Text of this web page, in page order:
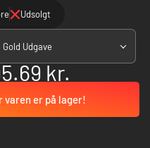
Udsolgt
Gold Udgave
kr.
varen er på lager!